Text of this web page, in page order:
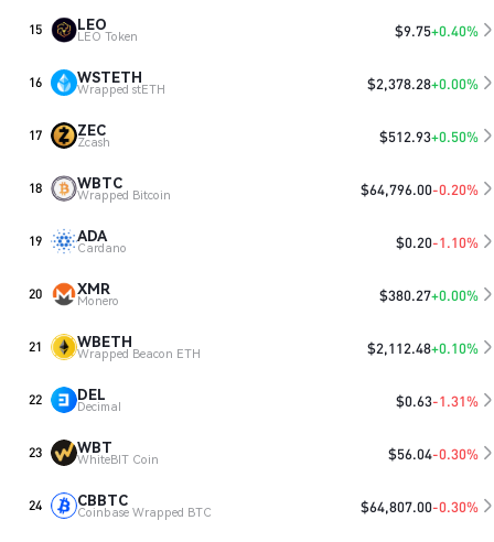
15 LEO
LEO Token $9.75+0.40%
16 WSTETH
Wrapped stETH $2,378.28+0.00%
17 ZEC
Zcash $512.93+0.50%
18 WBTC
Wrapped Bitcoin $64,796.00-0.20%
19 ADA
Cardano $0.20-1.10%
20 XMR
Monero $380.27+0.00%
21 WBETH
Wrapped Beacon ETH $2,112.48+0.10%
22 DEL
Decimal $0.63-1.31%
23 WBT
WhiteBIT Coin $56.04-0.30%
24 CBBTC
Coinbase Wrapped BTC $64,807.00-0.30%